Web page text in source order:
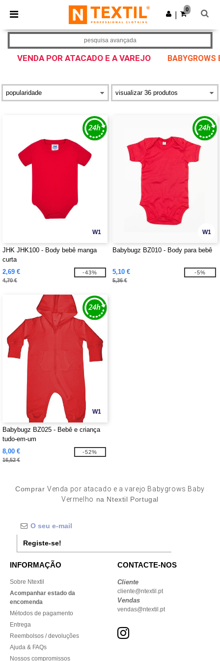
× App Ntextil
Melhores preços na app!
Obter app
0
VENDA POR ATACADO E A VAREJO BABYGROWS
pesquisa avançada
W1
JHK JHK100 - Body bebê manga
curta
2,69 €
4,70 €
-43%
W1
Babybugz BZ010 - Body para bebê
5,10 €
5,36 €
-5%
W1
Babybugz BZ025 - Bebê e criança
tudo-em-um
8,00 €
16,52 €
-52%
Comprar Venda por atacado e a varejo Babygrows Baby
Vermelho na Ntextil Portugal
Registe-se!
INFORMAÇÃO
Sobre Ntextil
Acompanhar estado da
encomenda
Métodos de pagamento
Entrega
Reembolsos / devoluções
Ajuda & FAQs
Nossos compromissos
CONTACTE-NOS
Cliente
cliente@ntextil.pt
Vendas
vendas@ntextil.pt